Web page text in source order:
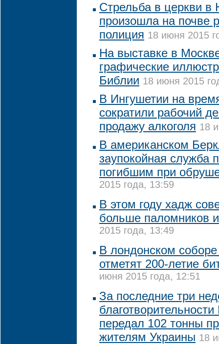
Стрельба в церкви
произошла на почве
полиция 18 июня 2015
На выставке в
графические
Библии 18 июня 2015
В Ингушетии на
сократили рабочий
продажу алкоголя 18
В американском
заупокойная служба
погибшим при
2015 года, 13:59
В этом году хадж
больше паломников
2015 года, 13:49
В лондонском
отметят 200-летие
июня 2015 года, 12:51
За последние три
передал 102 тонны
жителям Украины 18